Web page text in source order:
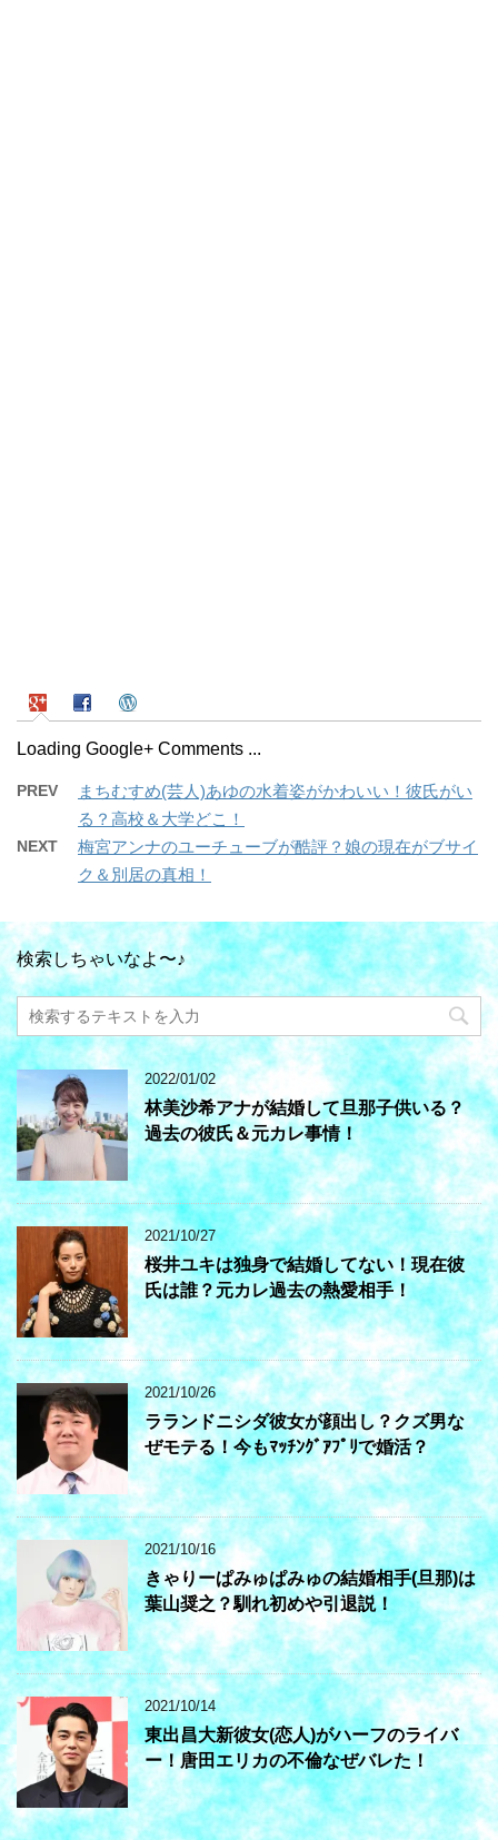
Loading Google+ Comments ...
PREV
まちむすめ(芸人)あゆの水着姿がかわいい！彼氏がい
る？高校＆大学どこ！
NEXT
梅宮アンナのユーチューブが酷評？娘の現在がブサイ
ク＆別居の真相！
検索しちゃいなよ〜♪
2022/01/02
林美沙希アナが結婚して旦那子供いる？
過去の彼氏＆元カレ事情！
2021/10/27
桜井ユキは独身で結婚してない！現在彼
氏は誰？元カレ過去の熱愛相手！
2021/10/26
ラランドニシダ彼女が顔出し？クズ男な
ぜモテる！今もﾏｯﾁﾝｸﾞｱﾌﾟﾘで婚活？
2021/10/16
きゃりーぱみゅぱみゅの結婚相手(旦那)は
葉山奨之？馴れ初めや引退説！
2021/10/14
東出昌大新彼女(恋人)がハーフのライバ
ー！唐田エリカの不倫なぜバレた！